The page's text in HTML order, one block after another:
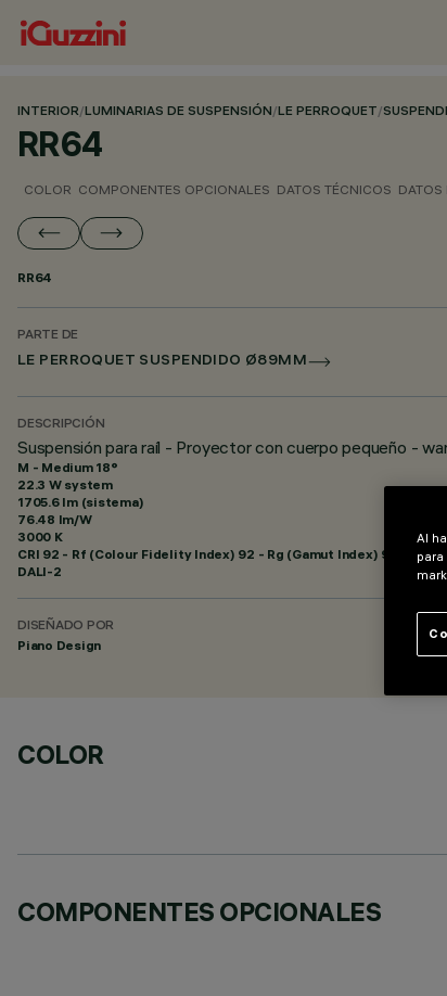
INTERIOR/LUMINARIAS DE SUSPENSIÓN/LE PERROQUET/
RR64
COLOR COMPONENTES OPCIONALES DATOS TÉCNICOS DATOS
RR64
PARTE DE
LE PERROQUET SUSPENDIDO Ø89MM
DESCRIPCIÓN
Suspensión para raíl - Proyector con cuerpo pequeño -
M - Medium 18°
22.3 W system
1705.6 lm (sistema)
76.48 lm/W
3000 K
CRI 92 - Rf (Colour Fidelity Index) 92 - Rg (Gamut Index) 99
DALI-2
DISEÑADO POR
Piano Design
COLOR
COMPONENTES OPCIONALES
Al